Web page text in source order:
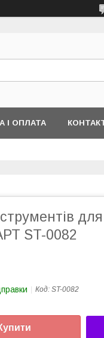
І ОПЛАТА
ST-0082
Код: ST-0082